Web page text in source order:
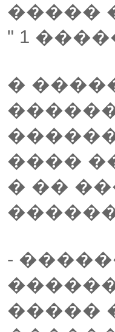
�����
" 1
�
����
� ��
-
�����